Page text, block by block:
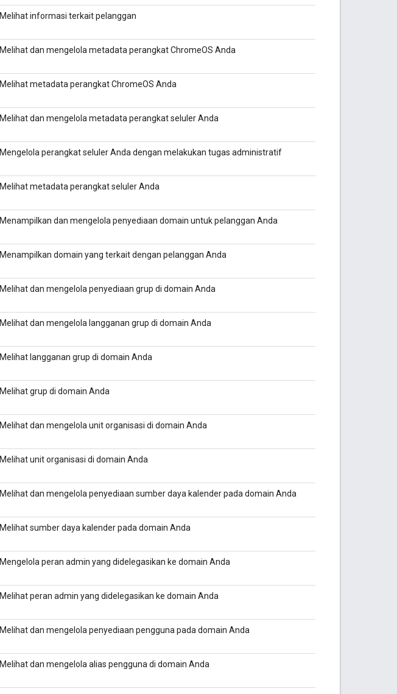
Melihat informasi terkait pelanggan
Melihat dan mengelola metadata perangkat ChromeOS Anda
Melihat metadata perangkat ChromeOS Anda
Melihat dan mengelola metadata perangkat seluler Anda
Mengelola perangkat seluler Anda dengan melakukan tugas administratif
Melihat metadata perangkat seluler Anda
Menampilkan dan mengelola penyediaan domain untuk pelanggan Anda
Menampilkan domain yang terkait dengan pelanggan Anda
Melihat dan mengelola penyediaan grup di domain Anda
Melihat dan mengelola langganan grup di domain Anda
Melihat langganan grup di domain Anda
Melihat grup di domain Anda
Melihat dan mengelola unit organisasi di domain Anda
Melihat unit organisasi di domain Anda
Melihat dan mengelola penyediaan sumber daya kalender pada domain Anda
Melihat sumber daya kalender pada domain Anda
Mengelola peran admin yang didelegasikan ke domain Anda
Melihat peran admin yang didelegasikan ke domain Anda
Melihat dan mengelola penyediaan pengguna pada domain Anda
Melihat dan mengelola alias pengguna di domain Anda